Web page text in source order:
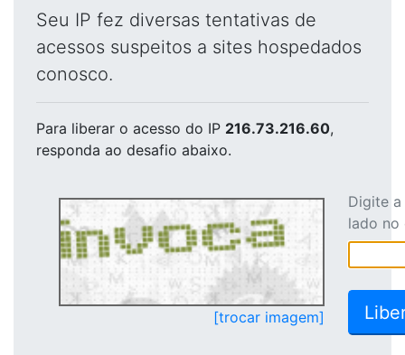
Seu IP fez diversas tentativas de
acessos suspeitos a sites hospedados
conosco.
Para liberar o acesso do IP 216.73.216.60,
responda ao desafio abaixo.
[trocar imagem]
Digite
lado no